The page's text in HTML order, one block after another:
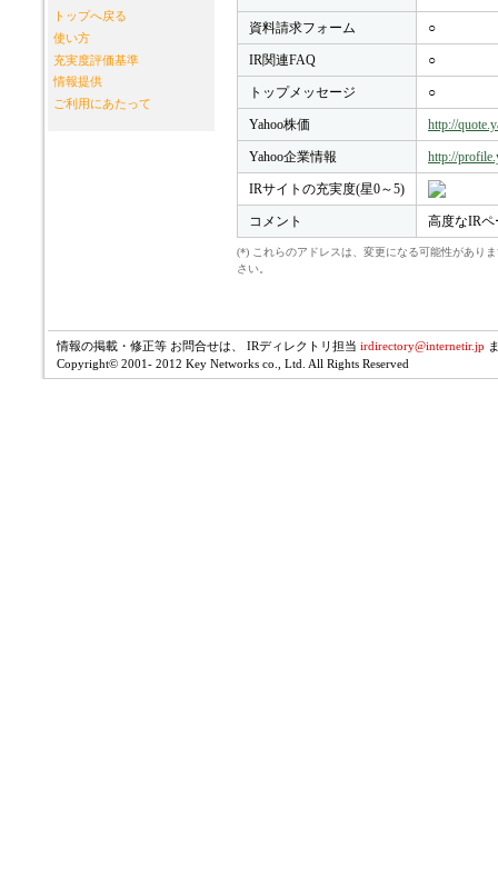
トップへ戻る
使い方
充実度評価基準
情報提供
ご利用にあたって
資料請求フォーム ○
IR関連FAQ ○
トップメッセージ ○
Yahoo株価 http://
Yahoo企業情報 http://
IRサイトの充実度(星0～5)
コメント 高度なIRペ
(*) これらのアドレスは、変更になる可能性があり
さい。
情報の掲載・修正等 お問合せは、 IRディレクトリ担当 irdirectory@internetir.jp
Copyright© 2001- 2012 Key Networks co., Ltd. All Rights Reserved